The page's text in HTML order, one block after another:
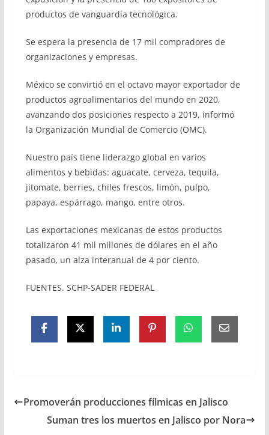
productos de vanguardia tecnológica.
Se espera la presencia de 17 mil compradores de
organizaciones y empresas.
México se convirtió en el octavo mayor exportador de
productos agroalimentarios del mundo en 2020,
avanzando dos posiciones respecto a 2019, informó
la Organización Mundial de Comercio (OMC).
Nuestro país tiene liderazgo global en varios
alimentos y bebidas: aguacate, cerveza, tequila,
jitomate, berries, chiles frescos, limón, pulpo,
papaya, espárrago, mango, entre otros.
Las exportaciones mexicanas de estos productos
totalizaron 41 mil millones de dólares en el año
pasado, un alza interanual de 4 por ciento.
FUENTES. SCHP-SADER FEDERAL
Promoverán producciones fílmicas en Jalisco
Suman tres los muertos en Jalisco por Nora